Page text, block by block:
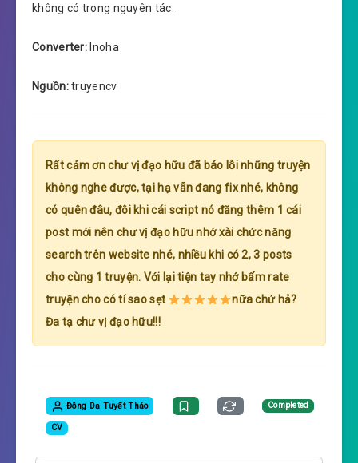
không có trong nguyên tác.
Converter: Inoha
Nguồn:truyencv
Rất cảm ơn chư vị đạo hữu đã báo lỗi những truyện
không nghe được, tại hạ vẫn đang fix nhé, không
có quên đâu, đôi khi cái script nó đăng thêm 1 cái
post mới nên chư vị đạo hữu nhớ xài chức năng
search trên website nhé, nhiều khi có 2, 3 posts
cho cùng 1 truyện. Với lại tiện tay nhớ bấm rate
truyện cho có tí sao sẹt
nữa chứ hả?
Đa tạ chư vị đạo hữu!!!
Đông Dạ Tuyết Thảo Completed
CV